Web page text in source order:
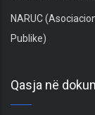
NARUC
Publike)
Qasja në